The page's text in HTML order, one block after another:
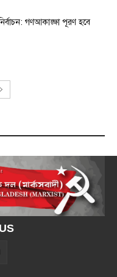
গণআকাঙ্ক্ষা পূরণ হবে